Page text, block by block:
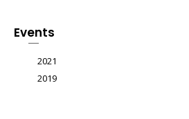
Events
2021
2019